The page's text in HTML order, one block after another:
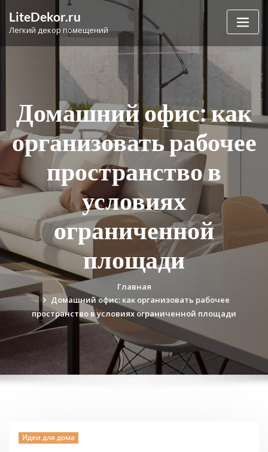
содержимому
LiteDekor.ru
Легкий декор помещений
Домашний офис: как
организовать рабочее
пространство в
условиях
ограниченной
площади
Главная
Домашний офис: как организовать рабочее
пространство в условиях ограниченной площади
Идеи для дома